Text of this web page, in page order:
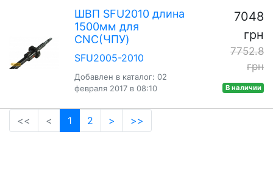
ШВП SFU2010 длина
1500мм для
CNC(ЧПУ)
SFU2005-2010
Добавлен в каталог: 02
февраля 2017 в 08:10
7048
грн
7752.8
грн
В наличии
<< < 1 (current)
2 > >>